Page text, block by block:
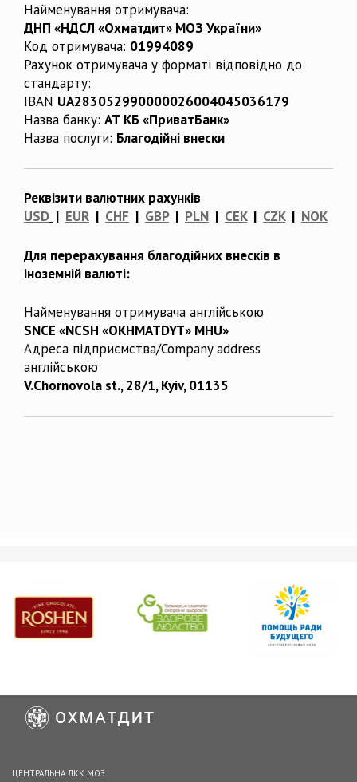
Найменування отримувача:
ДНП «НДСЛ «Охматдит» МОЗ України»
Код отримувача: 01994089
Рахунок отримувача у форматі відповідно до
стандарту:
IBAN UA283052990000026004045036179
Назва банку: АТ КБ «ПриватБанк»
Назва послуги: Благодійні внески
Реквізити валютних рахунків
USD | EUR | CHF | GBP| PLN | CEK| CZK| NOK
Для перерахування благодійних внесків в
іноземній валюті:
Найменування отримувача англійською
SNCE «NCSH «OKHMATDYT» MHU»
Адреса підприємства/Company address
англійською
V.Chornovola st., 28/1, Kyiv, 01135
ЦЕНТРАЛЬНА ЛКК МОЗ